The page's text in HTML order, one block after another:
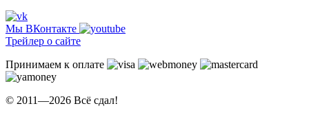
Мы ВКонтакте
Трейлер о сайте
Принимаем к оплате
© 2011—2026 Всё сдал!